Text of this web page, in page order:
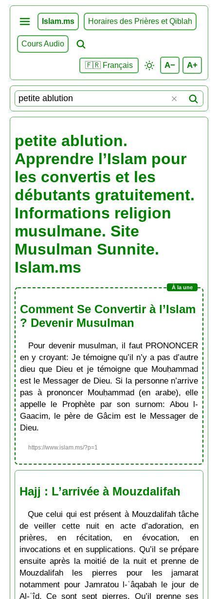
Islam.ms Horaires des Prières et Qiblah
Cours Audio
🇫🇷 Français A− A+
petite ablution.
Apprendre l’Islam pour
les convertis et les
débutants gratuitement.
Informations religion
musulmane. Site
Musulman Sunnite.
Islam.ms
Comment Se Convertir à l’Islam
? Devenir Musulman
Pour devenir musulman, il faut PRONONCER
en y croyant: Je témoigne qu’il n’y a pas d’autre
dieu que Dieu et je témoigne que Mouḥammad
est le Messager de Dieu. Si la personne n’arrive
pas à prononcer Mouḥammad (en arabe), elle
appelle le Prophète par son surnom: Abou l-
Gaacim, le père de Gâcim est le Messager de
Dieu.
https://www.islam.ms/?p=1
Hajj : L’arrivée à Mouzdalifah
Que celui qui est présent à Mouzdalifah tâche
de veiller cette nuit en acte d’adoration, en
prières, en récitation, en évocation, en
invocations et en supplications. Qu’il se prépare
ensuite après la moitié de la nuit et prenne de
Mouzdalifah les pierres pour les jamarat
notamment pour Jamratou l-ʿâqabah le jour de
Al-ʿîd. Ce sont sept pierres. Qu’il prenne ses